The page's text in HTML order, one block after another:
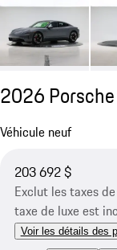
2026
Véhicule neuf
203 692 $
Exclut les taxes
taxe de luxe est
Voir les détails des